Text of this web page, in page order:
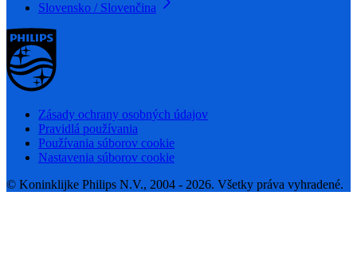
Slovensko / Slovenčina
Zásady ochrany osobných údajov
Pravidlá používania
Používania súborov cookie
Nastavenia súborov cookie
© Koninklijke Philips N.V., 2004 - 2026. Všetky práva vyhradené.